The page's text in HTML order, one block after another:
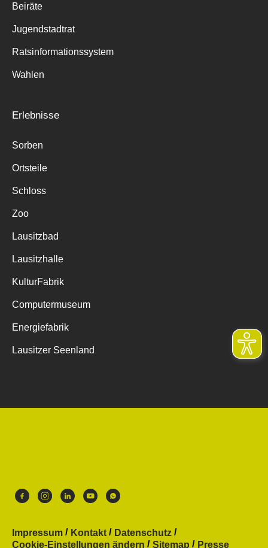
Beiräte
Jugendstadtrat
Ratsinformationssystem
Wahlen
Erlebnisse
Sorben
Ortsteile
Schloss
Zoo
Lausitzbad
Lausitzhalle
KulturFabrik
Computermuseum
Energiefabrik
Lausitzer Seenland
Impressum Kontakt
Datenschutz
Cookie-Einstellungen ändern
Sitemap Presse